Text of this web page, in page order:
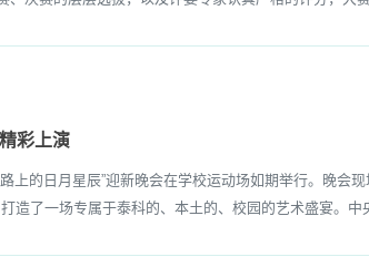
彩上演
的日月星辰”迎新晚会在学校运动场如期举行。晚会
造了一场专属于泰科的、本土的、校园的艺术盛宴。